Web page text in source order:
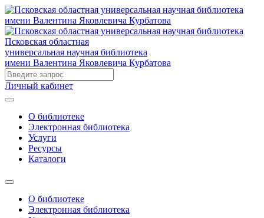
Псковская областная
универсальная научная библиотека
имени Валентина Яковлевича Курбатова
Личный кабинет
О библиотеке
Электронная библиотека
Услуги
Ресурсы
Каталоги
О библиотеке
Электронная библиотека